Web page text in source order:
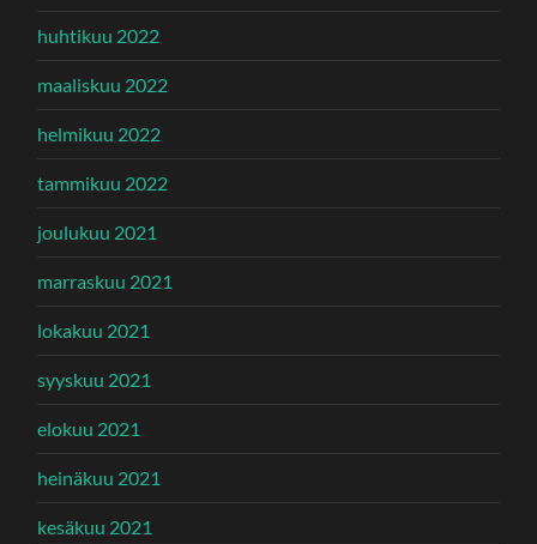
huhtikuu 2022
maaliskuu 2022
helmikuu 2022
tammikuu 2022
joulukuu 2021
marraskuu 2021
lokakuu 2021
syyskuu 2021
elokuu 2021
heinäkuu 2021
kesäkuu 2021